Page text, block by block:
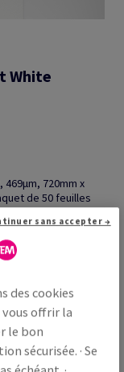
White
720mm x
de 50 feuilles
Partager via e-mail
Guide des quantités
des cookies
vous offrir la
le bon
sécurisée. · Se
sans accepter →